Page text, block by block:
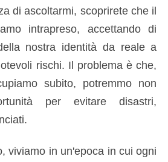
di ascoltarmi, scoprirete che il
intrapreso, accettando di
nostra identità da reale a
rischi. Il problema è che,
subito, potremmo non
per evitare disastri,
viviamo in un'epoca in cui ogni